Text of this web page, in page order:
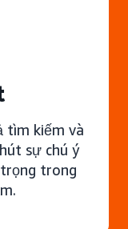
tìm kiếm và
sự chú ý
trong